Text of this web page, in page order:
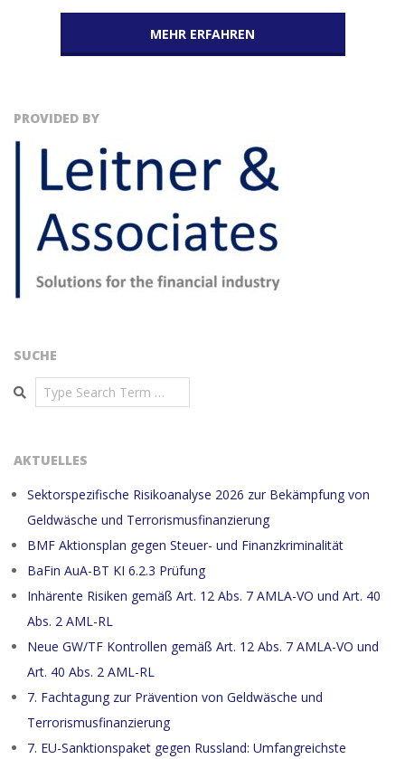
MEHR ERFAHREN
PROVIDED BY
SUCHE
Search
AKTUELLES
Sektorspezifische Risikoanalyse 2026 zur Bekämpfung von
Geldwäsche und Terrorismusfinanzierung
BMF Aktionsplan gegen Steuer- und Finanzkriminalität
BaFin AuA-BT KI 6.2.3 Prüfung
Inhärente Risiken gemäß Art. 12 Abs. 7 AMLA-VO und Art. 40
Abs. 2 AML-RL
Neue GW/TF Kontrollen gemäß Art. 12 Abs. 7 AMLA-VO und
Art. 40 Abs. 2 AML-RL
7. Fachtagung zur Prävention von Geldwäsche und
Terrorismusfinanzierung
7. EU-Sanktionspaket gegen Russland: Umfangreichste